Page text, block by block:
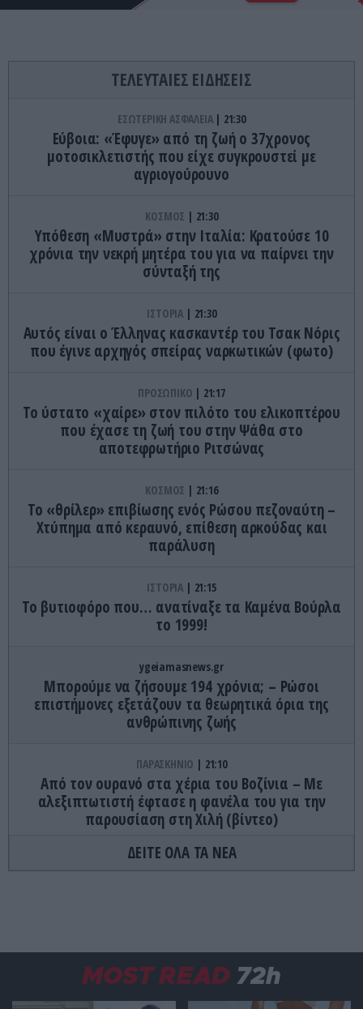
ΤΕΛΕΥΤΑΙΕΣ ΕΙΔΗΣΕΙΣ
ΕΣΩΤΕΡΙΚΗ ΑΣΦΑΛΕΙΑ 21:30
Εύβοια: «Έφυγε» από τη ζωή ο 37χρονος
μοτοσικλετιστής που είχε συγκρουστεί με
αγριογούρουνο
ΚΟΣΜΟΣ 21:30
Υπόθεση «Μυστρά» στην Ιταλία: Κρατούσε 10
χρόνια την νεκρή μητέρα του για να παίρνει την
σύνταξή της
ΙΣΤΟΡΙΑ 21:30
Αυτός είναι ο Έλληνας κασκαντέρ του Τσακ Νόρις
που έγινε αρχηγός σπείρας ναρκωτικών (φωτο)
ΠΡΟΣΩΠΙΚΟ 21:17
Το ύστατο «χαίρε» στον πιλότο του ελικοπτέρου
που έχασε τη ζωή του στην Ψάθα στο
αποτεφρωτήριο Ριτσώνας
ΚΟΣΜΟΣ 21:16
Το «θρίλερ» επιβίωσης ενός Ρώσου πεζοναύτη –
Χτύπημα από κεραυνό, επίθεση αρκούδας και
παράλυση
ΙΣΤΟΡΙΑ 21:15
Το βυτιοφόρο που… ανατίναξε τα Καμένα Βούρλα
το 1999!
ygeiamasnews.gr
Μπορούμε να ζήσουμε 194 χρόνια; – Ρώσοι
επιστήμονες εξετάζουν τα θεωρητικά όρια της
ανθρώπινης ζωής
ΠΑΡΑΣΚΗΝΙΟ 21:10
Από τον ουρανό στα χέρια του Βοζίνια – Με
αλεξιπτωτιστή έφτασε η φανέλα του για την
παρουσίαση στη Χιλή (βίντεο)
ΠΡΟΣΩΠΑ 21:00
Έκρηξη σε παγιδευμένο λεωφορείο κοντά στη
Δαμασκό – Αναφορές για νεκρούς και τραυματίες
ΔΕΙΤΕ ΟΛΑ ΤΑ ΝΕΑ
MOST READ 72h